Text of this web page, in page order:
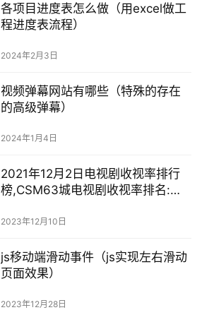
各项目进度表怎么做（用excel做工
程进度表流程）
2024年2月3日
视频弹幕网站有哪些（特殊的存在
的高级弹幕）
2024年1月4日
2021年12月2日电视剧收视率排行
榜,CSM63城电视剧收视率排名:半
界、斛珠夫人、陪你逐风飞翔
2023年12月10日
js移动端滑动事件（js实现左右滑动
页面效果）
2023年12月28日